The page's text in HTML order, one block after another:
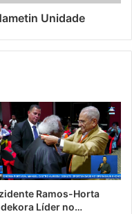
Unidade
Ramos-Horta
Líder no…